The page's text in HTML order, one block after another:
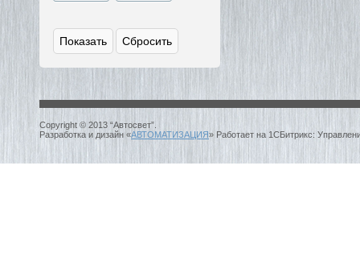
Copyright © 2013 “Автосвет”.
Разработка и дизайн «АВТОМАТИЗАЦИЯ» Работает на 1СБитрикс: